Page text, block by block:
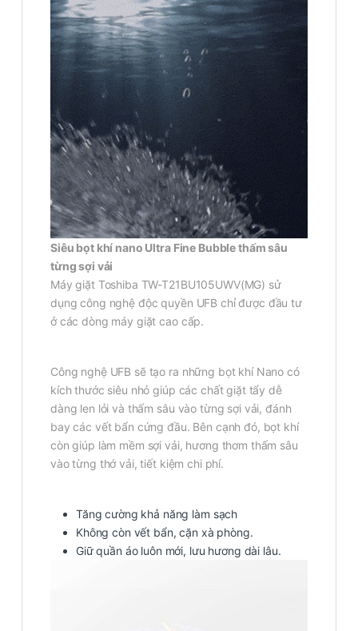
Siêu bọt khí nano Ultra Fine Bubble thấm sâu
từng sợi vải
Máy giặt Toshiba TW-T21BU105UWV(MG) sử
dụng công nghệ độc quyền UFB chỉ được đầu tư
ở các dòng máy giặt cao cấp.
Công nghệ UFB sẽ tạo ra những bọt khí Nano có
kích thước siêu nhỏ giúp các chất giặt tẩy dễ
dàng len lỏi và thấm sâu vào từng sợi vải, đánh
bay các vết bẩn cứng đầu. Bên cạnh đó, bọt khí
còn giúp làm mềm sợi vải, hương thơm thấm sâu
vào từng thớ vải, tiết kiệm chi phí.
Tăng cường khả năng làm sạch
Không còn vết bẩn, cặn xà phòng.
Giữ quần áo luôn mới, lưu hương dài lâu.